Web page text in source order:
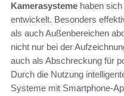
Kamerasysteme haben
entwickelt. Besonders
als auch Außenbereichen
nicht nur bei der
auch als Abschreckung für
Durch die Nutzung
Systeme mit Smartphone-